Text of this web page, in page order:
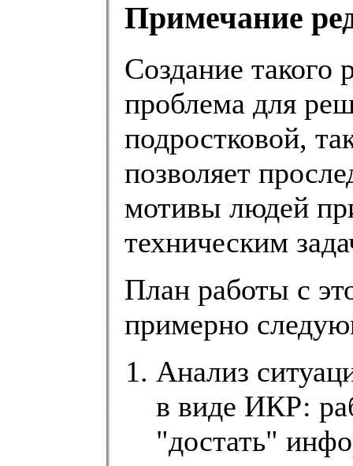
Примечание
Создание такого
проблема для
подростковой,
позволяет
мотивы людей
техническим
План работы с
примерно
Анализ
в виде ИКР:
"достать"